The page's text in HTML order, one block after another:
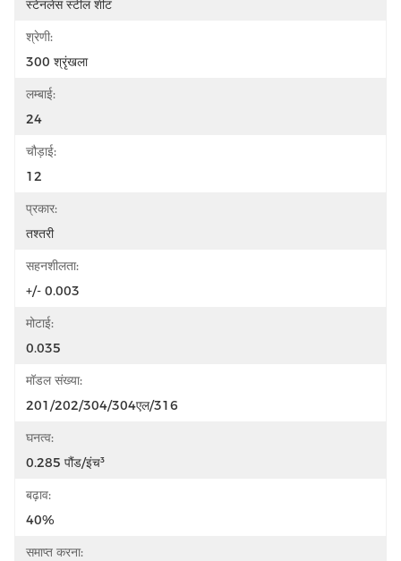
स्टेनलेस स्टील शीट
श्रेणी:
300 श्रृंखला
लम्बाई:
24
चौड़ाई:
12
प्रकार:
तश्तरी
सहनशीलता:
+/- 0.003
मोटाई:
0.035
मॉडल संख्या:
201/202/304/304एल/316
घनत्व:
0.285 पौंड/इंच³
बढ़ाव:
40%
समाप्त करना: